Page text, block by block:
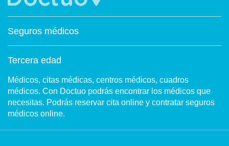
Seguros médicos
Tercera edad
Médicos, citas médicas, centros médicos, cuadros
médicos. Con Doctuo podrás encontrar los médicos que
necesitas. Podrás reservar cita online y contratar seguros
médicos online.